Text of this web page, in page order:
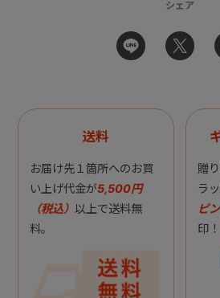
シェア
送料
お届け先１箇所へのお買
い上げ代金が5,500円
（税込） 以上で送料無
料。
贈
ラ
ピ
印！